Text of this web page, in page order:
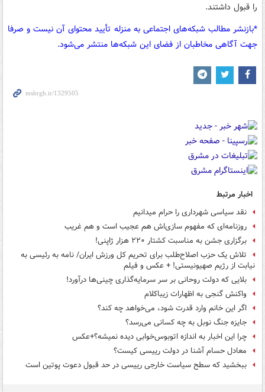
را قبول داشتند.
*بازنشر مطالب شبکه‌های اجتماعی به منزله تأیید محتوای آن نیست و صرفا
جهت آگاهی مخاطبان از فضای این شبکه‌ها منتشر می‌شود.
اخبار مرتبط
نقد سیاسی شهرداری را حرام میدانیم
روزنامه‌ای که مفهوم سازی‌اش هم عجیب است و هم غریب
برگزاری جشن به مناسبت کشتار ۲۲۰ هزار ژاپنی!
تلاش یک حزب اصلاح‌طلب برای تحریم کل ورزش ایران/ نامه به رئیسی به
نیابت از رژیم صهیونیستی! + عکس و فیلم
بلایی که دولت روحانی بر سر سرمایه‌گذاری چینی‌ها درآورد!
واکنش گنجی به اظهارات زیباکلام
اگر این خانم وارد قدرت شود، می‌خواهد چه کند؟
جایزه جنگ نوبل به چه کسانی می‌رسد؟
چرا این اخبار به اندازه اتوبوس‌خوابی دیده نمیشه؟+عکس
‏معادل حسام آشنا در دولت رییسی کیست؟
ببخشید که سطح سیاست خارجی رییسی در حد قبول دعوت پوتین است